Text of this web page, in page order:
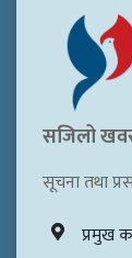
सजिलो खवर
सूचना तथा
प्रमुख